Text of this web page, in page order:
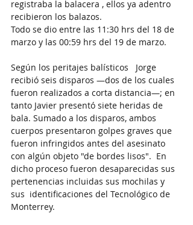
registraba la balacera , ellos ya adentro
recibieron los balazos.
Todo se dio entre las 11:30 hrs del 18 de
marzo y las 00:59 hrs del 19 de marzo.
Según los peritajes balísticos   Jorge
recibió seis disparos —dos de los cuales
fueron realizados a corta distancia—; en
tanto Javier presentó siete heridas de
bala. Sumado a los disparos, ambos
cuerpos presentaron golpes graves que
fueron infringidos antes del asesinato
con algún objeto "de bordes lisos".  En
dicho proceso fueron desaparecidas sus
pertenencias incluidas sus mochilas y
sus  identificaciones del Tecnológico de
Monterrey.